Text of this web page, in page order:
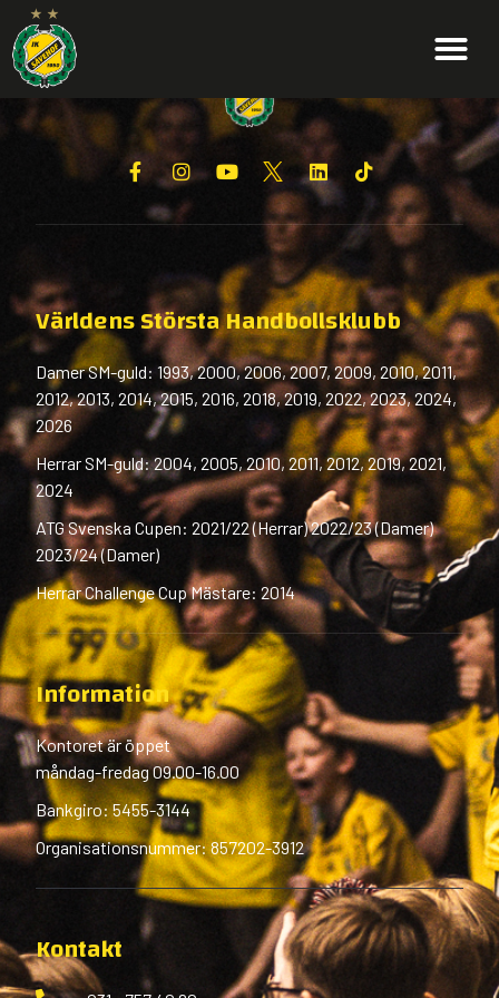
Världens Största Handbollsklubb
Damer SM-guld: 1993, 2000, 2006, 2007, 2009, 2010, 2011,
2012, 2013, 2014, 2015, 2016, 2018, 2019, 2022, 2023, 2024,
2026
Herrar SM-guld: 2004, 2005, 2010, 2011, 2012, 2019, 2021,
2024
ATG Svenska Cupen: 2021/22 (Herrar) 2022/23 (Damer)
2023/24 (Damer)
Herrar Challenge Cup Mästare: 2014
Information
Kontoret är öppet
måndag-fredag 09.00-16.00
Bankgiro: 5455-3144
Organisationsnummer: 857202-3912
Kontakt